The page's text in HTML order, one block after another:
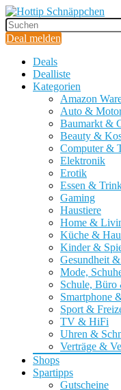
Deal melden
Deals
Dealliste
Kategorien
Amazon
Auto &
Baumarkt &
Beauty &
Computer &
Elektronik
Erotik
Essen &
Gaming
Haustiere
Home &
Küche &
Kinder &
Gesundheit
Mode,
Schule,
Smartphone
Sport &
TV & HiFi
Uhren &
Verträge &
Shops
Spartipps
Gutscheine